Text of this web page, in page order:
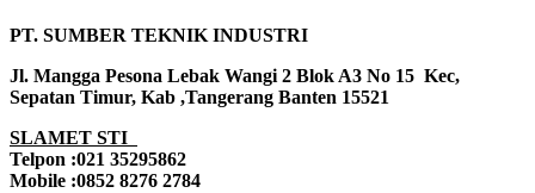
PT. SUMBER TEKNIK INDUSTRI
Jl. Mangga Pesona Lebak Wangi 2 Blok A3 No 15 Kec,
Sepatan Timur, Kab ,Tangerang Banten 15521
SLAMET STI
Telpon :021 35295862
Mobile :0852 8276 2784